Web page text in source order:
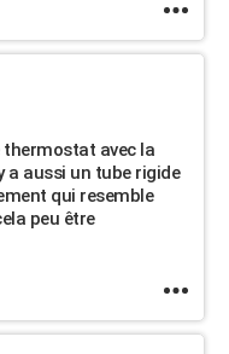
thermostat avec la
a aussi un tube rigide
qui resemble
peu être